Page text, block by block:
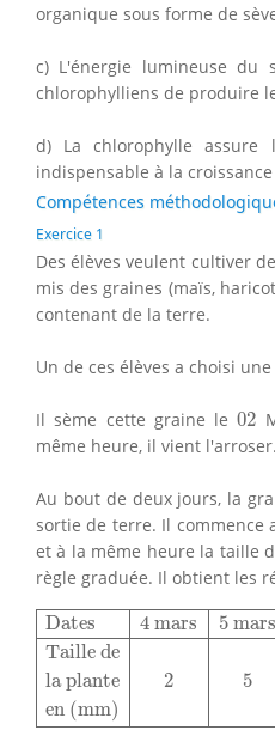
organique sous forme de
c) L'énergie lumineuse du
chlorophylliens de produire
d) La chlorophylle assure
indispensable à la
Compétences
Exercice 1
Des élèves veulent cultiver
mis des graines (maïs,
contenant de la terre.
Un de ces élèves a choisi
Il sème cette graine le02
02
même heure, il vient l'arroser.
Au bout de deux jours, la
sortie de terre. Il commence
et à la même heure la taille
règle graduée. Il obtient les
Dates 4 mars 5 mars
Taille de
la plante
2 5
en (mm)
Dates4 mars5 mars6